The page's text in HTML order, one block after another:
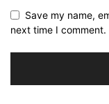
Save my name,
next time I comment.